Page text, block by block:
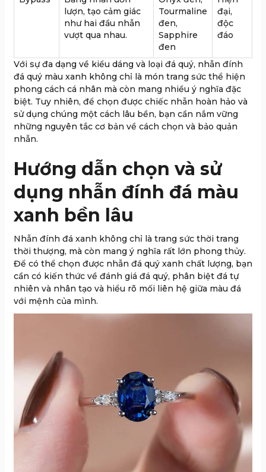
lượn, tạo cảm giác
như hai đầu nhẫn
vượt qua nhau.
Tourmaline
đen,
Sapphire
đen
đại,
độc
đáo
Với sự đa dạng về kiểu dáng và loại đá quý, nhẫn đính
đá quý màu xanh không chỉ là món trang sức thể hiện
phong cách cá nhân mà còn mang nhiều ý nghĩa đặc
biệt. Tuy nhiên, để chọn được chiếc nhẫn hoàn hảo và
sử dụng chúng một cách lâu bền, bạn cần nắm vững
những nguyên tắc cơ bản về cách chọn và bảo quản
nhẫn.
Hướng dẫn chọn và sử
dụng nhẫn đính đá màu
xanh bền lâu
Nhẫn đính đá xanh không chỉ là trang sức thời trang
thời thượng, mà còn mang ý nghĩa rất lớn phong thủy.
Để có thể chọn được nhẫn đá quý xanh chất lượng, bạn
cần có kiến thức về đánh giá đá quý, phân biệt đá tự
nhiên và nhân tạo và hiểu rõ mối liên hệ giữa màu đá
với mệnh của mình.